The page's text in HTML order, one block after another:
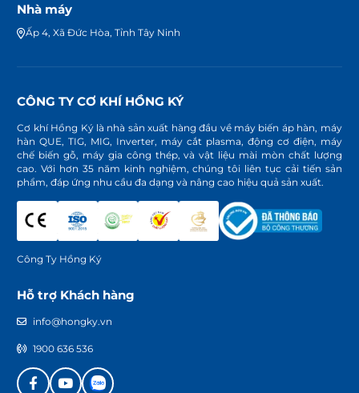
Nhà máy
Ấp 4, Xã Đức Hòa, Tỉnh Tây Ninh
CÔNG TY CƠ KHÍ HỒNG KÝ
Cơ khí Hồng Ký là nhà sản xuất hàng đầu về máy biến áp hàn, máy
hàn QUE, TIG, MIG, Inverter, máy cắt plasma, động cơ điện, máy
chế biến gỗ, máy gia công thép, và vật liệu mài mòn chất lượng
cao. Với hơn 35 năm kinh nghiệm, chúng tôi liên tục cải tiến sản
phẩm, đáp ứng nhu cầu đa dạng và nâng cao hiệu quả sản xuất.
Công Ty Hồng Ký
Hỗ trợ Khách hàng
info@hongky.vn
1900 636 536